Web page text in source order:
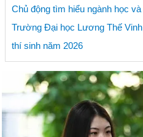
Chủ động tìm hiểu ngành học
Trường Đại học Lương Thế
thí sinh năm 2026